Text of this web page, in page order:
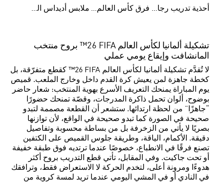
أحذية تدريب رجالية
فرق كأس العالم FIFA 26™ ملابس أديداس الرجالية
تشكيلة ألمانيا لكأس العالم FIFA ‏26™ بروح منتخب
المانشافت وإيقاع يومي عملي
لا تُقدَّم تشكيلة ألمانيا لكأس العالم FIFA ‏26™ كقطع متفرّقة، بل
كخطة جاهزة لمن يعيش كرة القدم داخل وخارج الملعب. قميص
يوم المباراة يمنحك التعريف الأسرع بهوية المنتخب: شعار حاضر
بوضوح، ألوان تحمل ذاكرة المدرجات، وقصّة تمنحك حضورًا
“جاهزًا” من لحظة ارتدائها. ستشعر أن القطعة مصممة لتبدو
صحيحة في الصورة كما تبدو صحيحة في الواقع، لأن توازنها
بصريًا لا يأتي من الزخرفة بل من بساطة محسوبة وتفاصيل
دقيقة. الأكمام، الياقة، وطريقة جلوس القميص على الكتفين
تصنع فرقًا في الانطباع، خصوصًا عندما ترتديه فوق طبقة خفيفة
أو تحت جاكيت. وفي المقابل، تأتي قطع التدريب بروح أكثر
هدوءًا ومرونة أعلى، لتخدم الحركة لا الاستعراض فقط، وترافقك
في النادي أو في المشي اليومي عندما تريد لمسة كروية من